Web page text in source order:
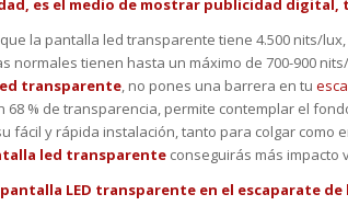
es el medio de mostrar publicidad
la pantalla led transparente tiene 4.500 nits/
normales tienen hasta un máximo de 700-900
transparente, no pones una barrera en tu
68 % de transparencia, permite contemplar el
fácil y rápida instalación, tanto para colgar como
led transparente conseguirás más impacto
pantalla LED transparente en el escaparate de